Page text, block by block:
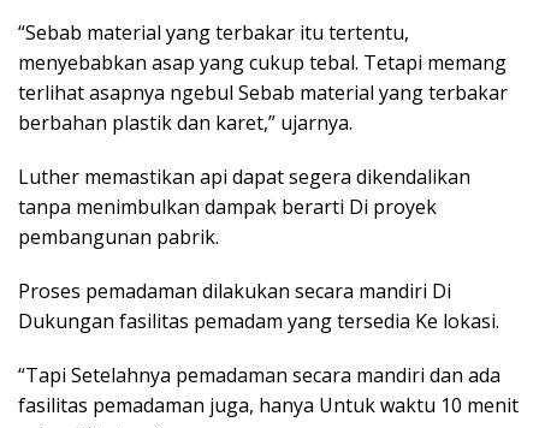
“Sebab material yang terbakar itu tertentu,
menyebabkan asap yang cukup tebal. Tetapi memang
terlihat asapnya ngebul Sebab material yang terbakar
berbahan plastik dan karet,” ujarnya.
Luther memastikan api dapat segera dikendalikan
tanpa menimbulkan dampak berarti Di proyek
pembangunan pabrik.
Proses pemadaman dilakukan secara mandiri Di
Dukungan fasilitas pemadam yang tersedia Ke lokasi.
“Tapi Setelahnya pemadaman secara mandiri dan ada
fasilitas pemadaman juga, hanya Untuk waktu 10 menit